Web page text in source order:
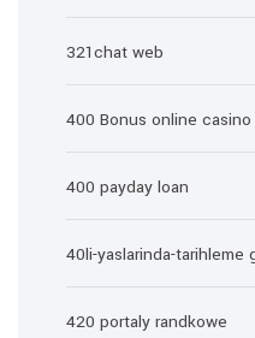
321chat web
400 Bonus online
400 payday loan
40li-yaslarinda-tarihleme
420 portaly randkowe